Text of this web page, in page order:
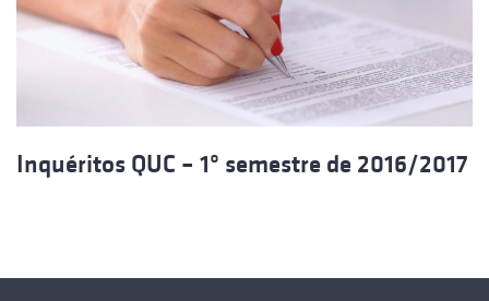
Inquéritos QUC – 1º semestre de 2016/2017